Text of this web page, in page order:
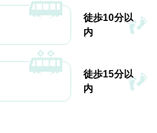
徒歩10分以
内
徒歩15分以
内